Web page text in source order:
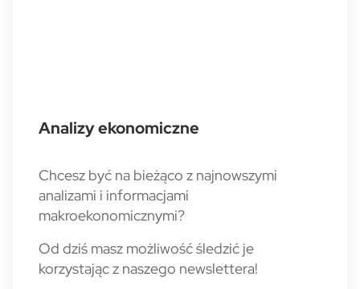
Analizy ekonomiczne
Chcesz być na bieżąco z najnowszymi
analizami i informacjami
makroekonomicznymi?
Od dziś masz możliwość śledzić je
korzystając z naszego newslettera!